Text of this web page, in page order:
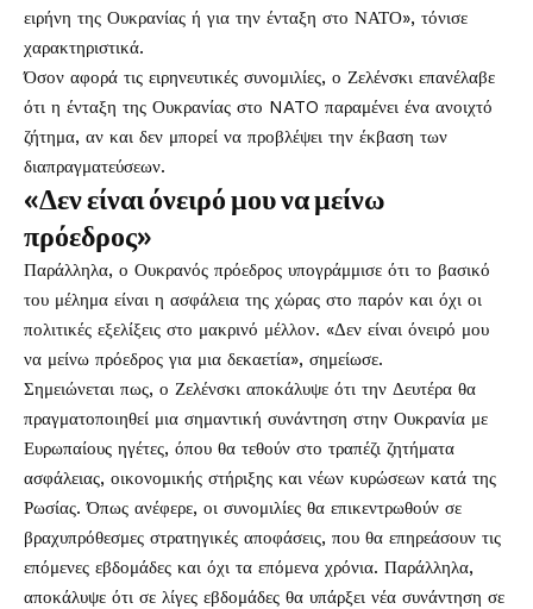
ειρήνη της Ουκρανίας ή για την ένταξη στο ΝΑΤΟ», τόνισε
χαρακτηριστικά.
Όσον αφορά τις ειρηνευτικές συνομιλίες, ο Ζελένσκι επανέλαβε
ότι η ένταξη της Ουκρανίας στο NATO παραμένει ένα ανοιχτό
ζήτημα, αν και δεν μπορεί να προβλέψει την έκβαση των
διαπραγματεύσεων.
«Δεν είναι όνειρό μου να μείνω
πρόεδρος»
Παράλληλα, ο Ουκρανός πρόεδρος υπογράμμισε ότι το βασικό
του μέλημα είναι η ασφάλεια της χώρας στο παρόν και όχι οι
πολιτικές εξελίξεις στο μακρινό μέλλον. «Δεν είναι όνειρό μου
να μείνω πρόεδρος για μια δεκαετία», σημείωσε.
Σημειώνεται πως, ο Ζελένσκι αποκάλυψε ότι την Δευτέρα θα
πραγματοποιηθεί μια σημαντική συνάντηση στην Ουκρανία με
Ευρωπαίους ηγέτες, όπου θα τεθούν στο τραπέζι ζητήματα
ασφάλειας, οικονομικής στήριξης και νέων κυρώσεων κατά της
Ρωσίας. Όπως ανέφερε, οι συνομιλίες θα επικεντρωθούν σε
βραχυπρόθεσμες στρατηγικές αποφάσεις, που θα επηρεάσουν τις
επόμενες εβδομάδες και όχι τα επόμενα χρόνια. Παράλληλα,
αποκάλυψε ότι σε λίγες εβδομάδες θα υπάρξει νέα συνάντηση σε